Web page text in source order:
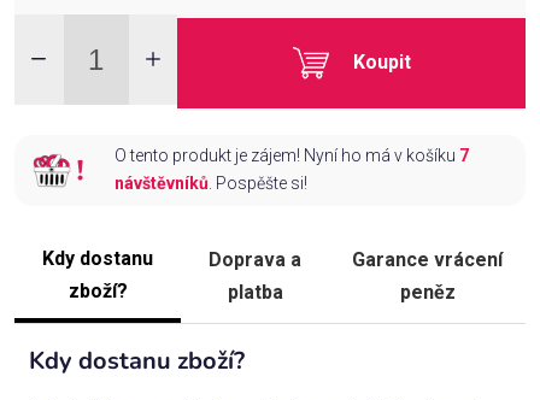
Koupit
O tento produkt je zájem! Nyní ho má v košíku 7
návštěvníků. Pospěšte si!
Kdy dostanu
zboží?
Doprava a
platba
Garance vrácení
peněz
Kdy dostanu zboží?